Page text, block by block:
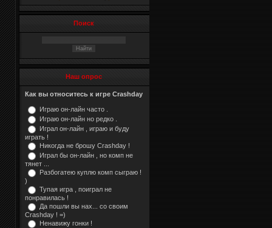
Поиск
Наш опрос
Как вы относитесь к игре Crashday
Играю он-лайн часто .
Играю он-лайн но редко .
Играл он-лайн , играю и буду
играть !
Никогда не брошу Crashday !
Играл бы он-лайн , но комп не
тянет ...
Разбогатею куплю комп сыграю !
)
Тупая игра , поиграл не
понравилась !
Да пошли вы нах... со своим
Crashday ! =)
Ненавижу гонки !